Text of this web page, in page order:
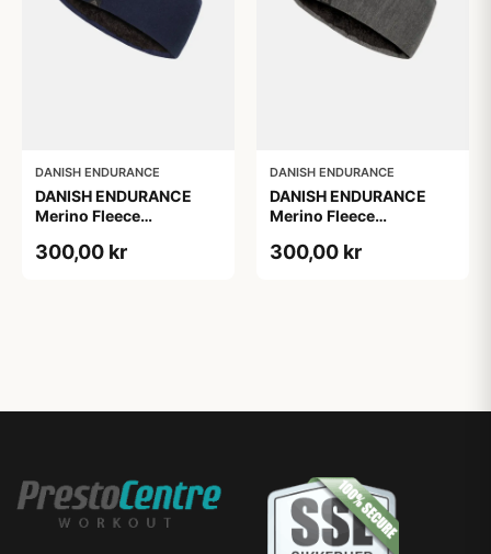
DANISH ENDURANCE
DANISH ENDURANCE
Merino Fleece
Mørk Marineblå, S/M
300,00 kr
DANISH ENDURANCE
DANISH ENDURANCE
Merino Fleece
Mørkegrå S/M
300,00 kr